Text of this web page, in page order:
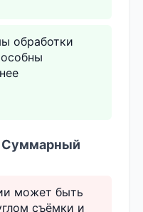
обработки
Суммарный
может быть
съёмки и